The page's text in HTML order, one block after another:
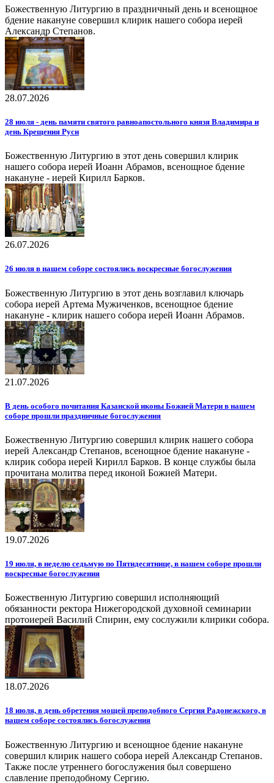
Божественную Литургию в праздничный день и всенощное
бдение накануне совершил клирик нашего собора иерей
Александр Степанов.
28.07.2026
28 июля - день памяти святого равноапостольного князя Владимира и
день Крещения Руси
Божественную Литургию в этот день совершил клирик
нашего собора иерей Иоанн Абрамов, всенощное бдение
накануне - иерей Кирилл Барков.
26.07.2026
26 июля в нашем соборе состоялись воскресные богослужения
Божественную Литургию в этот день возглавил ключарь
собора иерей Артема Мужиченков, всенощное бдение
накануне - клирик нашего собора иерей Иоанн Абрамов.
21.07.2026
В день особого почитания Казанской иконы Божией Матери в нашем
соборе прошли праздничные богослужения
Божественную Литургию совершил клирик нашего собора
иерей Александр Степанов, всенощное бдение накануне -
клирик собора иерей Кирилл Барков. В конце службы была
прочитана молитва перед иконой Божией Матери.
19.07.2026
19 июля, в неделю седьмую по Пятидесятнице, в нашем соборе прошли
воскресные богослужения
Божественную Литургию совершил исполняющий
обязанности ректора Нижегородской духовной семинарии
протоиерей Василий Спирин, ему сослужили клирики собора.
18.07.2026
18 июля, в день обретения мощей преподобного Сергия Радонежского, в
нашем соборе состоялись богослужения
Божественную Литургию и всенощное бдение накануне
совершил клирик нашего собора иерей Александр Степанов.
Также после утреннего богослужения был совершено
славление преподобному Сергию.